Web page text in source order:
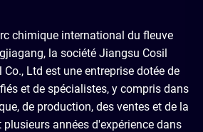
chimique international du fleuve
la société Jiangsu Cosil
Ltd est une entreprise dotée de
et de spécialistes, y compris dans
de production, des ventes et de la
années d'expérience dans